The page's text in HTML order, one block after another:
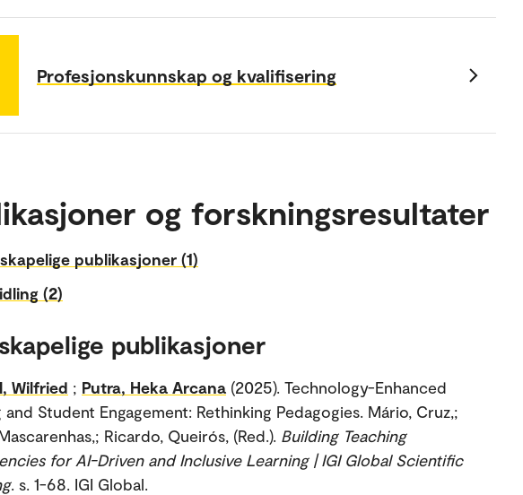
Profesjonskunnskap og kvalifisering
og forskningsresultater
publikasjoner (1)
(2)
publikasjoner
Wilfried ; Putra, Heka Arcana (2025). Technology-Enhanced
and Student Engagement: Rethinking Pedagogies. Mário, Cruz,;
Ricardo, Queirós, (Red.). Building Teaching
for AI-Driven and Inclusive Learning | IGI Global Scientific
. s. 1-68. IGI Global.